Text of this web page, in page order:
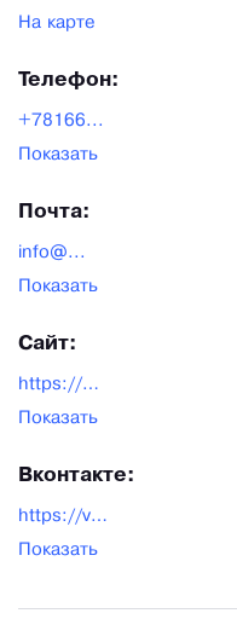
На карте
Телефон:
+78166...
Показать
Почта:
info@...
Показать
Сайт:
https://bormashzavod.com/contact
Показать
Вконтакте:
https://vk.com/bomz53
Показать